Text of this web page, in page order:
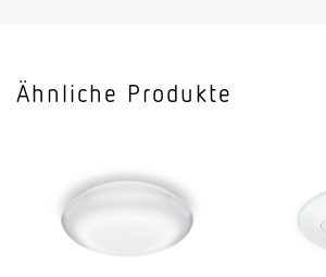
Ähnliche Produkte